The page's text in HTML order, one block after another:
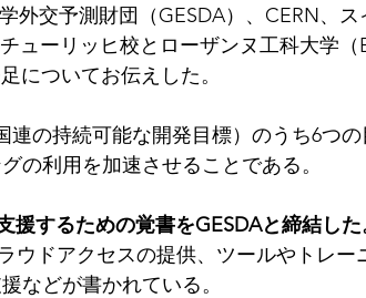
外交予測財団（GESDA）、CERN、
ューリッヒ校とローザンヌ工科大学（
についてお伝えした。
連の持続可能な開発目標）のうち6つ
の利用を加速させることである。
援するための覚書をGESDAと締結した
ウドアクセスの提供、ツールやトレー
などが書かれている。